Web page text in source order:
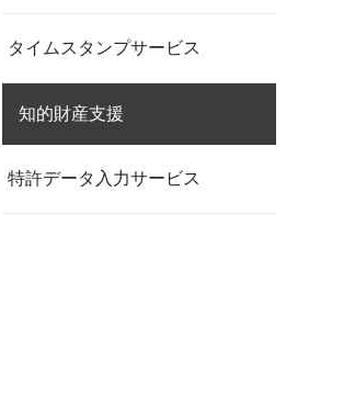
タイムスタンプサービス
知的財産支援
特許データ入力サービス